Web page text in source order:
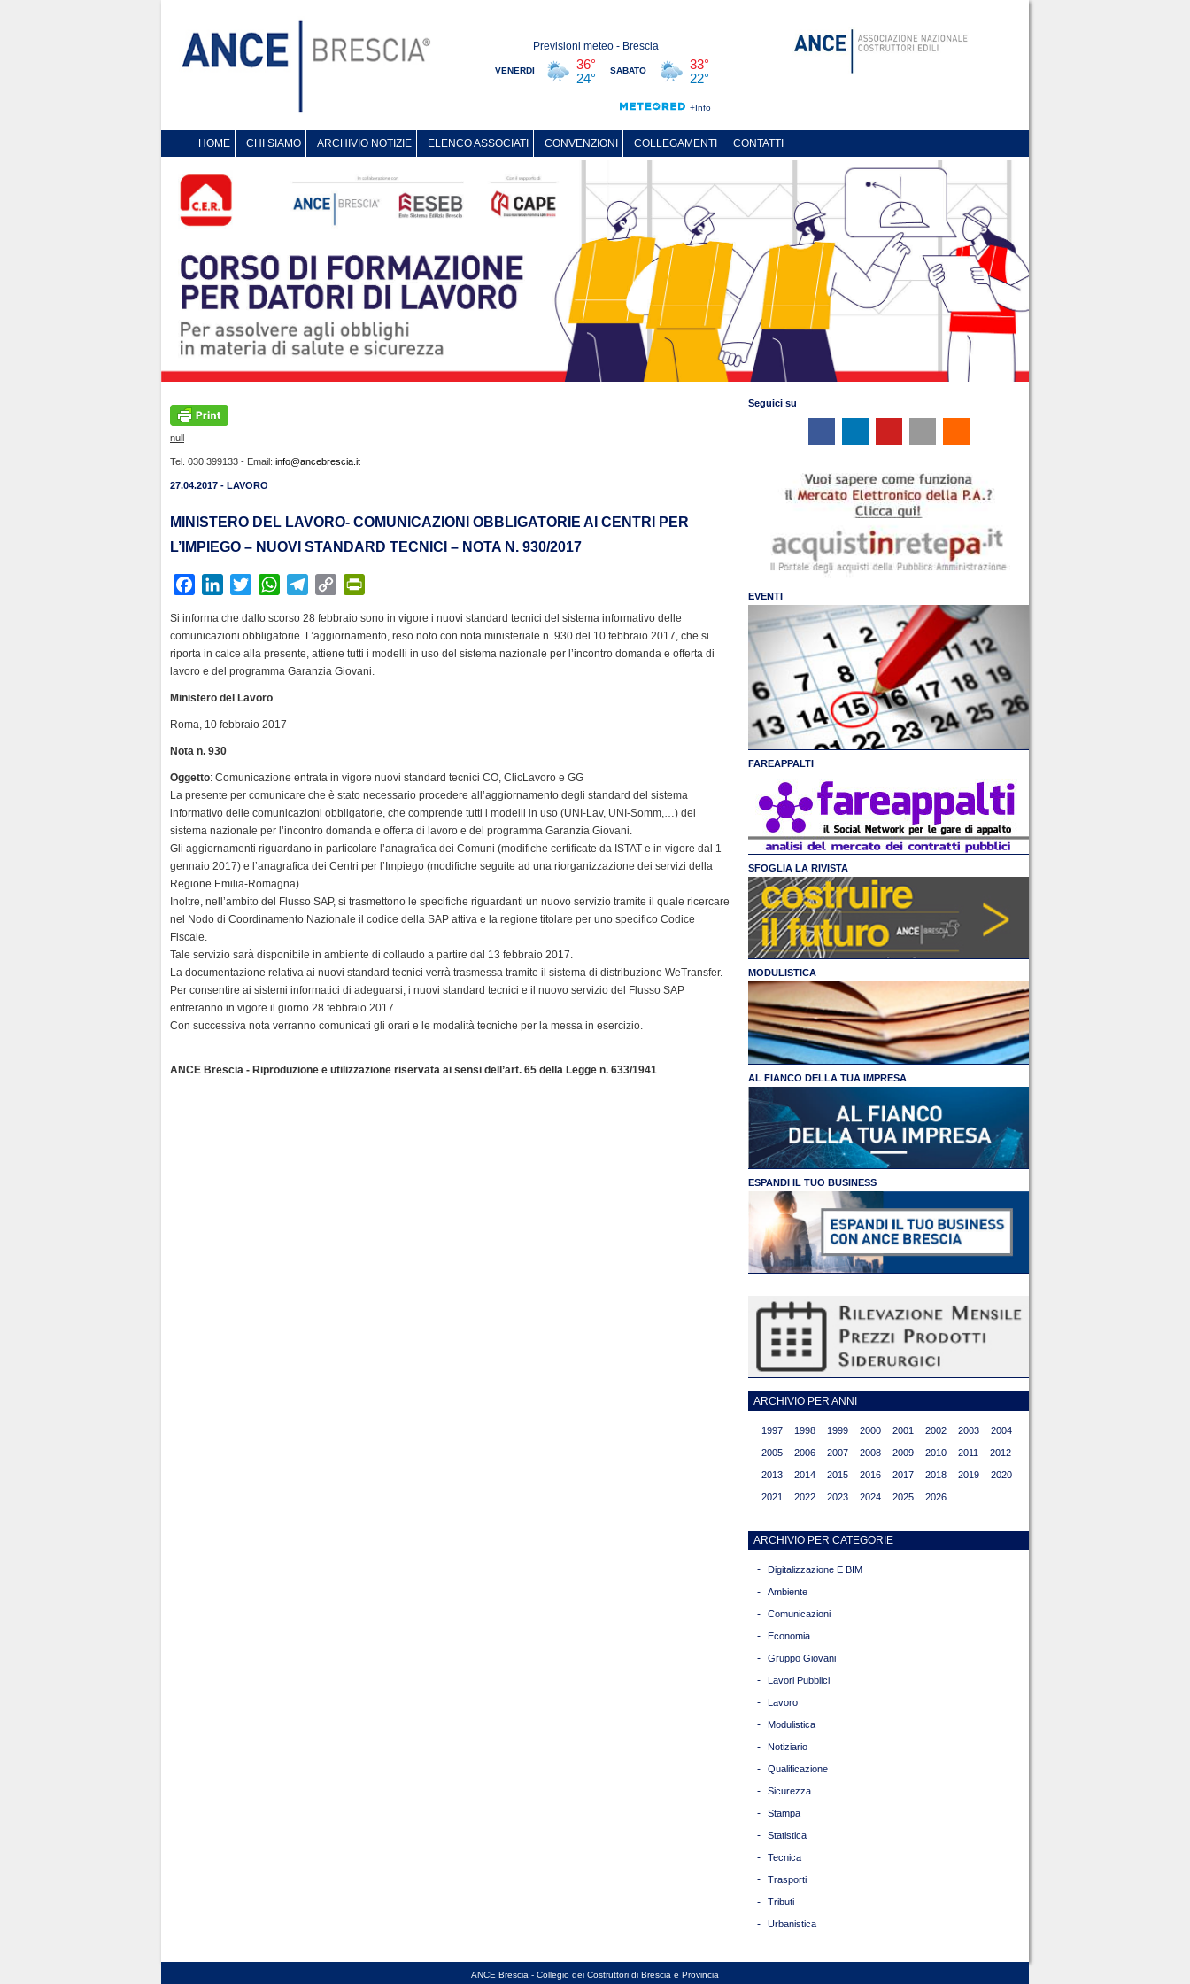
HOME CHI SIAMO ARCHIVIO NOTIZIE ELENCO ASSOCIATI CONVENZIONI COLLEGAMENTI CONTATTI
null
Tel. 030.399133 - Email: info@ancebrescia.it
27.04.2017 - LAVORO
MINISTERO DEL LAVORO- COMUNICAZIONI OBBLIGATORIE AI CENTRI PER
L’IMPIEGO – NUOVI STANDARD TECNICI – NOTA N. 930/2017
c
e
b
k
n
k
e
d
n
i
t
t
W
a
t
s
p
l
e
g
C
p
y
L
i
n
t
n
d
l
y
Si informa che dallo scorso 28 febbraio sono in vigore i nuovi standard tecnici del sistema informativo delle
comunicazioni obbligatorie. L’aggiornamento, reso noto con nota ministeriale n. 930 del 10 febbraio 2017, che si
riporta in calce alla presente, attiene tutti i modelli in uso del sistema nazionale per l’incontro domanda e offerta di
lavoro e del programma Garanzia Giovani.
Ministero del Lavoro
Roma, 10 febbraio 2017
Nota n. 930
Oggetto: Comunicazione entrata in vigore nuovi standard tecnici CO, ClicLavoro e GG
La presente per comunicare che è stato necessario procedere all’aggiornamento degli standard del sistema
informativo delle comunicazioni obbligatorie, che comprende tutti i modelli in uso (UNI-Lav, UNI-Somm,…) del
sistema nazionale per l’incontro domanda e offerta di lavoro e del programma Garanzia Giovani.
Gli aggiornamenti riguardano in particolare l’anagrafica dei Comuni (modifiche certificate da ISTAT e in vigore dal 1
gennaio 2017) e l’anagrafica dei Centri per l’Impiego (modifiche seguite ad una riorganizzazione dei servizi della
Regione Emilia-Romagna).
Inoltre, nell’ambito del Flusso SAP, si trasmettono le specifiche riguardanti un nuovo servizio tramite il quale ricercare
nel Nodo di Coordinamento Nazionale il codice della SAP attiva e la regione titolare per uno specifico Codice
Fiscale.
Tale servizio sarà disponibile in ambiente di collaudo a partire dal 13 febbraio 2017.
La documentazione relativa ai nuovi standard tecnici verrà trasmessa tramite il sistema di distribuzione WeTransfer.
Per consentire ai sistemi informatici di adeguarsi, i nuovi standard tecnici e il nuovo servizio del Flusso SAP
entreranno in vigore il giorno 28 febbraio 2017.
Con successiva nota verranno comunicati gli orari e le modalità tecniche per la messa in esercizio.
ANCE Brescia - Riproduzione e utilizzazione riservata ai sensi dell’art. 65 della Legge n. 633/1941
Seguici su
EVENTI
FAREAPPALTI
SFOGLIA LA RIVISTA
MODULISTICA
AL FIANCO DELLA TUA IMPRESA
ESPANDI IL TUO BUSINESS
ARCHIVIO PER ANNI
1997 1998 1999 2000 2001 2002 2003 2004
2005 2006 2007 2008 2009 2010 2011 2012
2013 2014 2015 2016 2017 2018 2019 2020
2021 2022 2023 2024 2025 2026
ARCHIVIO PER CATEGORIE
- Digitalizzazione E BIM
- Ambiente
- Comunicazioni
- Economia
- Gruppo Giovani
- Lavori Pubblici
- Lavoro
- Modulistica
- Notiziario
- Qualificazione
- Sicurezza
- Stampa
- Statistica
- Tecnica
- Trasporti
- Tributi
- Urbanistica
ANCE Brescia - Collegio dei Costruttori di Brescia e Provincia